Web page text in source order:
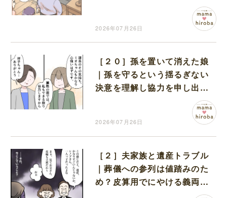
2026年07月26日
［２０］孫を置いて消えた娘
｜孫を守るという揺るぎない
決意を理解し協力を申し出て
2026年07月26日
［２］夫家族と遺産トラブル
｜葬儀への参列は値踏みのた
め？皮算用でにやける義両親